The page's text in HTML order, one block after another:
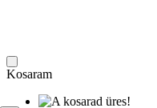
Kosaram